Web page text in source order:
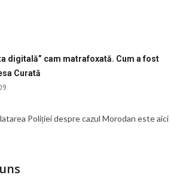
digitală” cam matrafoxată. Cum a fost
Curată
Poliției despre cazul Morodan este aici